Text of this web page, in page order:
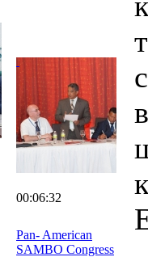
00:06:32
Pan- American
SAMBO Congress